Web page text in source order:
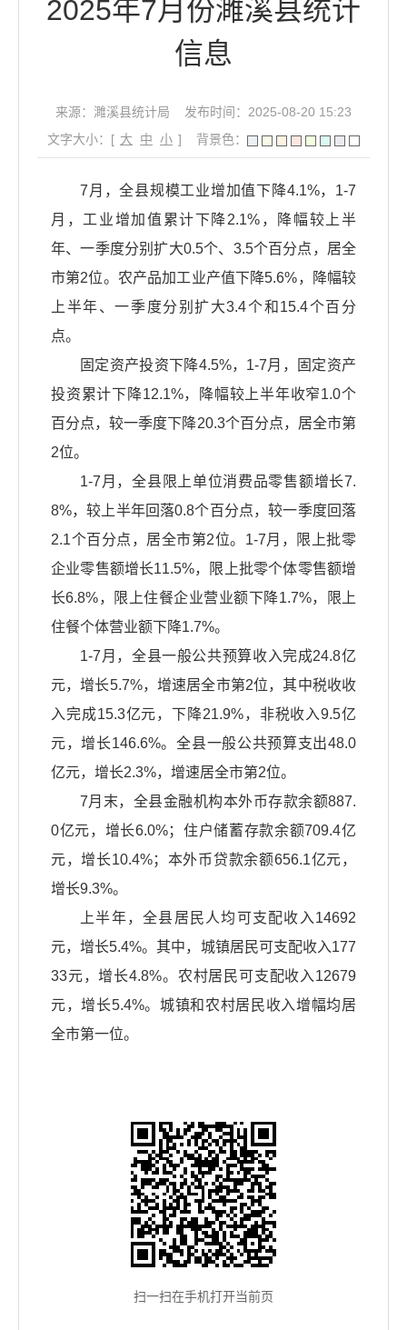
2025年7月份濉溪县统计
信息
来源：濉溪县统计局
发布时间：2025-08-20 15:23
文字大小：[ 大 中 小 ] 背景色：
7月，全县规模工业增加值下降4.1%，1-7
月，工业增加值累计下降2.1%，降幅较上半
年、一季度分别扩大0.5个、3.5个百分点，居全
市第2位。农产品加工业产值下降5.6%，降幅较
上半年、一季度分别扩大3.4个和15.4个百分
点。
固定资产投资下降4.5%，1-7月，固定资产
投资累计下降12.1%，降幅较上半年收窄1.0个
百分点，较一季度下降20.3个百分点，居全市第
2位。
1-7月，全县限上单位消费品零售额增长7.
8%，较上半年回落0.8个百分点，较一季度回落
2.1个百分点，居全市第2位。1-7月，限上批零
企业零售额增长11.5%，限上批零个体零售额增
长6.8%，限上住餐企业营业额下降1.7%，限上
住餐个体营业额下降1.7%。
1-7月，全县一般公共预算收入完成24.8亿
元，增长5.7%，增速居全市第2位，其中税收收
入完成15.3亿元，下降21.9%，非税收入9.5亿
元，增长146.6%。全县一般公共预算支出48.0
亿元，增长2.3%，增速居全市第2位。
7月末，全县金融机构本外币存款余额887.
0亿元，增长6.0%；住户储蓄存款余额709.4亿
元，增长10.4%；本外币贷款余额656.1亿元，
增长9.3%。
上半年，全县居民人均可支配收入14692
元，增长5.4%。其中，城镇居民可支配收入177
33元，增长4.8%。农村居民可支配收入12679
元，增长5.4%。城镇和农村居民收入增幅均居
全市第一位。
扫一扫在手机打开当前页